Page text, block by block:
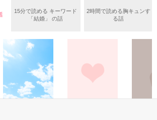
た話の改稿版です＊
作品を読む
屋雛子』と馬鹿にされ、一人こっそり泣い
してきて──？
の雛子』🦅
、雛子？！！！』🐥
司が見せる素顔は、なぜか想像以上に甘く
15分で読める キーワード
「結婚」 の話
2時間で読める胸キュンす
る話